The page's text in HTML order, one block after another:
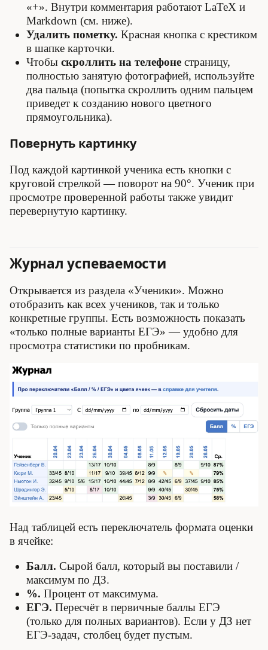
«+». Внутри комментария работают LaTeX и
Markdown (см. ниже).
Удалить пометку. Красная кнопка с крестиком
в шапке карточки.
Чтобы скроллить на телефоне страницу,
полностью занятую фотографией, используйте
два пальца (попытка скроллить одним пальцем
приведет к созданию нового цветного
прямоугольника).
Повернуть картинку
Под каждой картинкой ученика есть кнопки с
круговой стрелкой — поворот на 90°. Ученик при
просмотре проверенной работы также увидит
перевернутую картинку.
Журнал успеваемости
Открывается из раздела «Ученики». Можно
отобразить как всех учеников, так и только
конкретные группы. Есть возможность показать
«только полные варианты ЕГЭ» — удобно для
просмотра статистики по пробникам.
Над таблицей есть переключатель формата оценки
в ячейке:
Балл. Сырой балл, который вы поставили /
максимум по ДЗ.
%. Процент от максимума.
ЕГЭ. Пересчёт в первичные баллы ЕГЭ
(только для полных вариантов). Если у ДЗ нет
ЕГЭ-задач, столбец будет пустым.